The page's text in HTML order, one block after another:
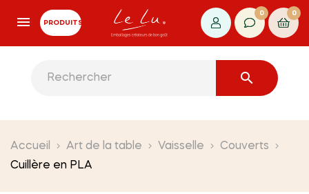
PRODUITS
0 0

Accueil Art de la table Vaisselle
Couverts
Cuillère en PLA